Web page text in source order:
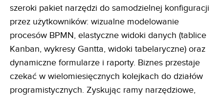
szeroki pakiet narzędzi do samodzielnej konfiguracji
przez użytkowników: wizualne modelowanie
procesów BPMN, elastyczne widoki danych (tablice
Kanban, wykresy Gantta, widoki tabelaryczne) oraz
dynamiczne formularze i raporty. Biznes przestaje
czekać w wielomiesięcznych kolejkach do działów
programistycznych. Zyskując ramy narzędziowe,